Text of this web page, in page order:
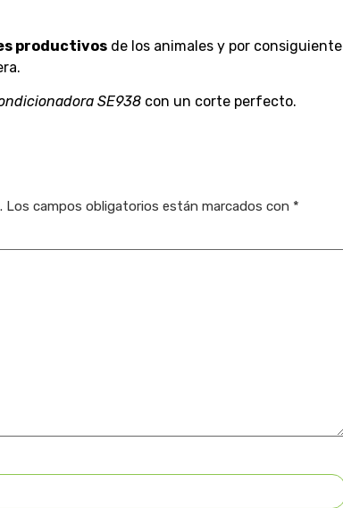
productivosde los animales y por consiguiente
SE938con un corte perfecto.
Los campos obligatorios están marcados con *